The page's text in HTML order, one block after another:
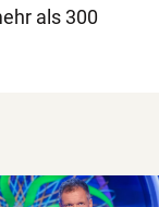
als 300